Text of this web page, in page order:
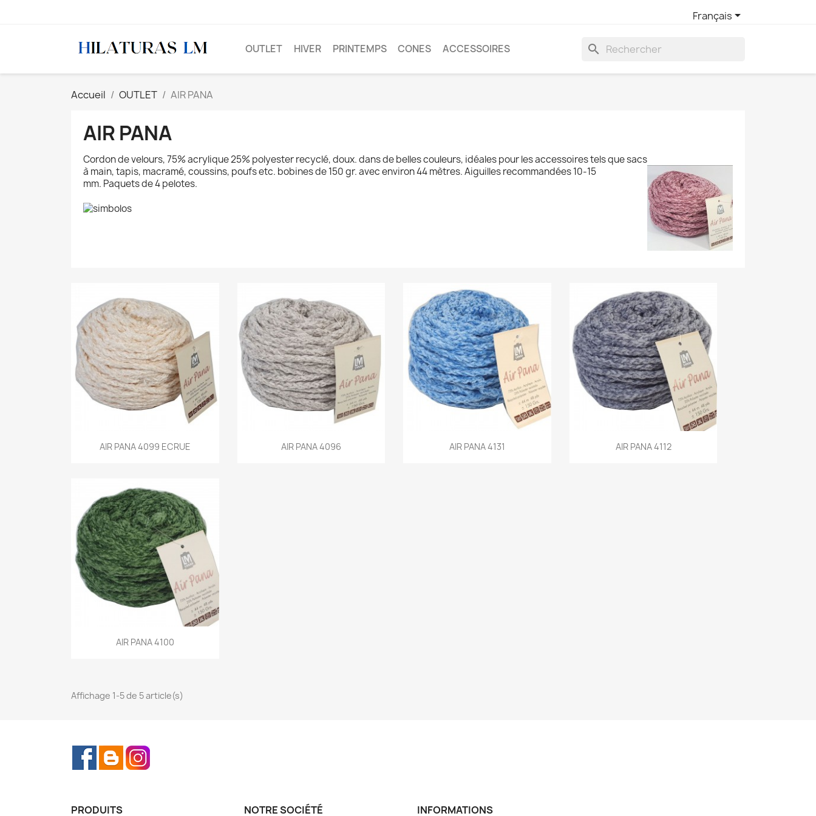
Français
OUTLET HIVER PRINTEMPS CONES ACCESSOIRES search
Accueil OUTLET AIR PANA
AIR PANA
Cordon de velours, 75% acrylique 25% polyester recyclé, doux. dans de belles couleurs, idéales pour les accessoires tels que sacs
à main, tapis, macramé, coussins, poufs etc. bobines de 150 gr. avec environ 44 mètres. Aiguilles recommandées 10-15
mm. Paquets de 4 pelotes.
AIR PANA 4099 ECRUE
Aperçu rapide AIR PANA 4096
Aperçu rapide AIR PANA 4131
Aperçu rapide AIR PANA 4112
Aperçu rapide
AIR PANA 4100
Aperçu rapide
Affichage 1-5 de 5 article(s)
Facebook
Rss
PRODUITS NOTRE SOCIÉTÉ INFORMATIONS